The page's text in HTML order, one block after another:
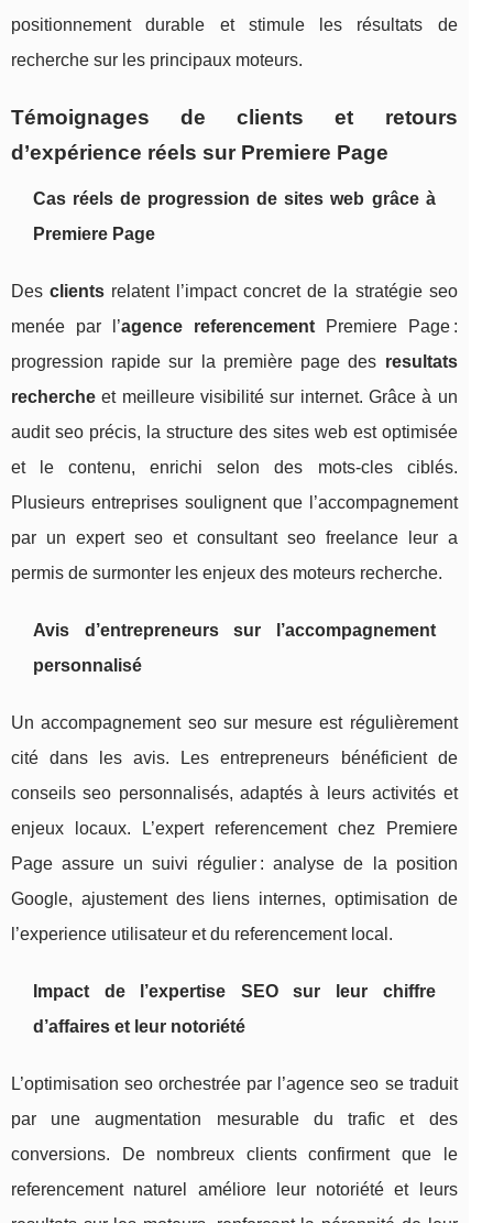
positionnement durable et stimule les résultats de
recherche sur les principaux moteurs.
Témoignages de clients et retours
d’expérience réels sur Premiere Page
Cas réels de progression de sites web grâce à
Premiere Page
Desclients relatent l’impact concret de la stratégie seo
menée par l’agence referencementPremiere Page :
progression rapide sur la première page des resultats
recherche et meilleure visibilité sur internet. Grâce à un
audit seo précis, la structure des sites web est optimisée
et le contenu, enrichi selon des mots-cles ciblés.
Plusieurs entreprises soulignent que l’accompagnement
par un expert seo et consultant seo freelance leur a
permis de surmonter les enjeux des moteurs recherche.
Avis d’entrepreneurs sur l’accompagnement
personnalisé
Un accompagnement seo sur mesure est régulièrement
cité dans les avis. Les entrepreneurs bénéficient de
conseils seo personnalisés, adaptés à leurs activités et
enjeux locaux. L’expert referencement chez Premiere
Page assure un suivi régulier : analyse de la position
Google, ajustement des liens internes, optimisation de
l’experience utilisateur et du referencement local.
Impact de l’expertise SEO sur leur chiffre
d’affaires et leur notoriété
L’optimisation seo orchestrée par l’agence seo se traduit
par une augmentation mesurable du trafic et des
conversions. De nombreux clients confirment que le
referencement naturel améliore leur notoriété et leurs